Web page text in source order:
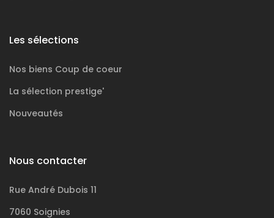
Les sélections
Nos biens Coup de coeur
La sélection prestige'
Nouveautés
Nous contacter
Rue André Dubois 11
7060 Soignies